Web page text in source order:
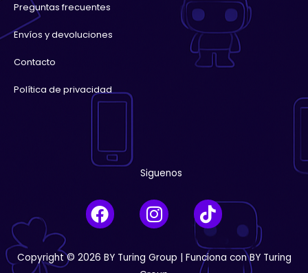
Preguntas frecuentes
Envíos y devoluciones
Contacto
Política de privacidad
Siguenos
F
a
e
I
n
t
T
i
k
t
Copyright © 2026 BY Turing Group | Funciona con BY Turing